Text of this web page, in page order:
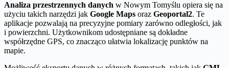
Analiza przestrzennych danych w Nowym Tomyślu opiera się na
użyciu takich narzędzi jak Google Maps oraz Geoportal2. Te
aplikacje pozwalają na precyzyjne pomiary zarówno odległości, jak
i powierzchni. Użytkownikom udostępniane są dokładne
współrzędne GPS, co znacząco ułatwia lokalizację punktów na
mapie.